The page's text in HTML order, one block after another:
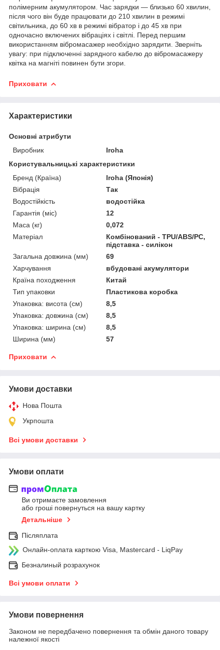
полімерним акумулятором. Час зарядки — близько 60 хвилин,
після чого він буде працювати до 210 хвилин в режимі
світильника, до 60 хв в режимі вібратор і до 45 хв при
одночасно включених вібраціях і світлі. Перед першим
використанням вібромасажер необхідно зарядити. Зверніть
увагу: при підключенні зарядного кабелю до вібромасажеру
квітка на магніті повинен бути згори.
Приховати
Характеристики
Основні атрибути
Виробник
Iroha
Користувальницькі характеристики
Бренд (Країна)
Iroha (Японія)
Вібрація
Так
Водостійкість
водостійка
Гарантія (міс)
12
Маса (кг)
0,072
Матеріал
Комбінований - TPU/ABS/PC,
підставка - силікон
Загальна довжина (мм)
69
Харчування
вбудовані акумулятори
Країна походження
Китай
Тип упаковки
Пластикова коробка
Упаковка: висота (см)
8,5
Упаковка: довжина (см)
8,5
Упаковка: ширина (см)
8,5
Ширина (мм)
57
Приховати
Умови доставки
Нова Пошта
Укрпошта
Всі умови доставки
Умови оплати
Ви отримаєте замовлення
або гроші повернуться на вашу картку
Детальніше
Післяплата
Онлайн-оплата карткою Visa, Mastercard - LiqPay
Безналиный розрахунок
Всі умови оплати
Умови повернення
Законом не передбачено повернення та обмін даного товару
належної якості